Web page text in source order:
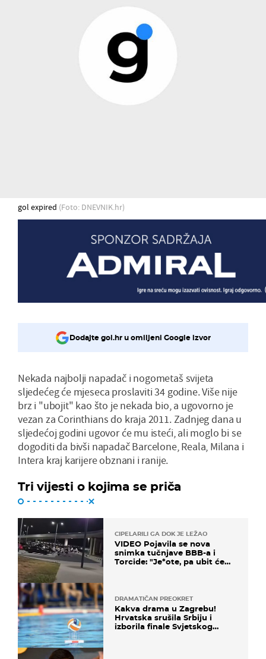
gol expired (Foto: DNEVNIK.hr)
Dodajte gol.hr u omiljeni Google izvor
Nekada najbolji napadač i nogometaš svijeta
sljedećeg će mjeseca proslaviti 34 godine. Više nije
brz i "ubojit" kao što je nekada bio, a ugovorno je
vezan za Corinthians do kraja 2011. Zadnjeg dana u
sljedećoj godini ugovor će mu isteći, ali moglo bi se
dogoditi da bivši napadač Barcelone, Reala, Milana i
Intera kraj karijere obznani i ranije.
Tri vijesti o kojima se priča
CIPELARILI GA DOK JE LEŽAO
VIDEO Pojavila se nova
snimka tučnjave BBB-a i
Torcide: "Je*ote, pa ubit će
DRAMATIČAN PREOKRET
Kakva drama u Zagrebu!
Hrvatska srušila Srbiju i
izborila finale Svjetskog